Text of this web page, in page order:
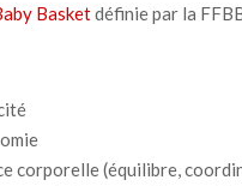
Basketdéfinie par la
corporelle (équilibre,